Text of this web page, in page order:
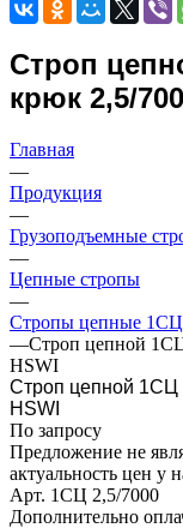
Строп
крюк 2,5/
Главная
—
Продукция
—
Грузоподъемные
—
Цепные стропы
—
Стропы цепные 1СЦ
—Строп цепной
HSWI
Строп цепной 1СЦ
HSWI
По запросу
Предложение не
актуальность цен у
Арт. 1СЦ 2,5/7000
Дополнительно